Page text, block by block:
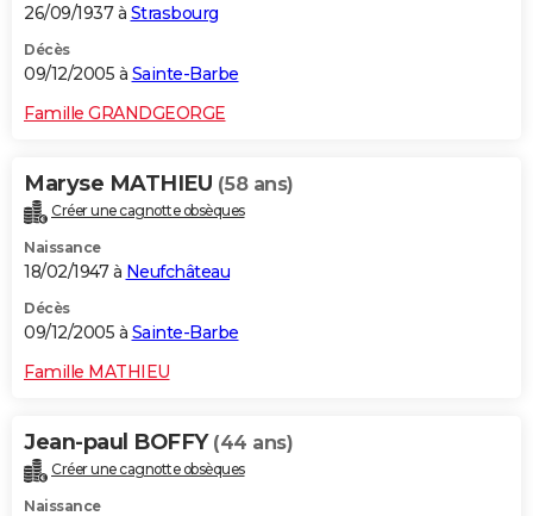
26/09/1937 à Strasbourg
Décès
09/12/2005 à Sainte-Barbe
Famille GRANDGEORGE
Maryse MATHIEU (58 ans)
Créer une cagnotte obsèques
Naissance
18/02/1947 à Neufchâteau
Décès
09/12/2005 à Sainte-Barbe
Famille MATHIEU
Jean-paul BOFFY (44 ans)
Créer une cagnotte obsèques
Naissance